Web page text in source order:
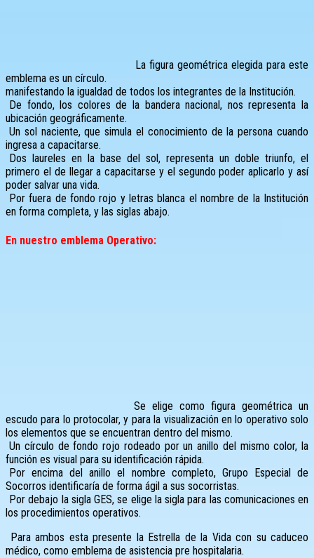
La figura geométrica elegida para este
emblema es un círculo.
manifestando la igualdad de todos los integrantes de la Institución.
De fondo, los colores de la bandera nacional, nos representa la
ubicación geográficamente.
Un sol naciente, que simula el conocimiento de la persona cuando
ingresa a capacitarse.
Dos laureles en la base del sol, representa un doble triunfo, el
primero el de llegar a capacitarse y el segundo poder aplicarlo y así
poder salvar una vida.
Por fuera de fondo rojo y letras blanca el nombre de la Institución
en forma completa, y las siglas abajo.
En nuestro emblema Operativo:
Se elige como figura geométrica un
escudo para lo protocolar, y para la visualización en lo operativo solo
los elementos que se encuentran dentro del mismo.
Un círculo de fondo rojo rodeado por un anillo del mismo color, la
función es visual para su identificación rápida.
Por encima del anillo el nombre completo, Grupo Especial de
Socorros identificaría de forma ágil a sus socorristas.
Por debajo la sigla GES, se elige la sigla para las comunicaciones en
los procedimientos operativos.
Para ambos esta presente la Estrella de la Vida con su caduceo
médico, como emblema de asistencia pre hospitalaria.